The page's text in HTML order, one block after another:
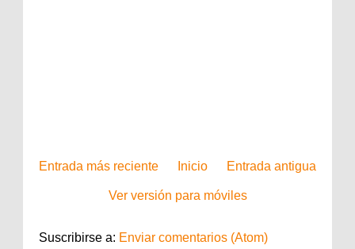
Entrada más reciente Entrada antigua
Inicio
Ver versión para móviles
Suscribirse a: Enviar comentarios (Atom)